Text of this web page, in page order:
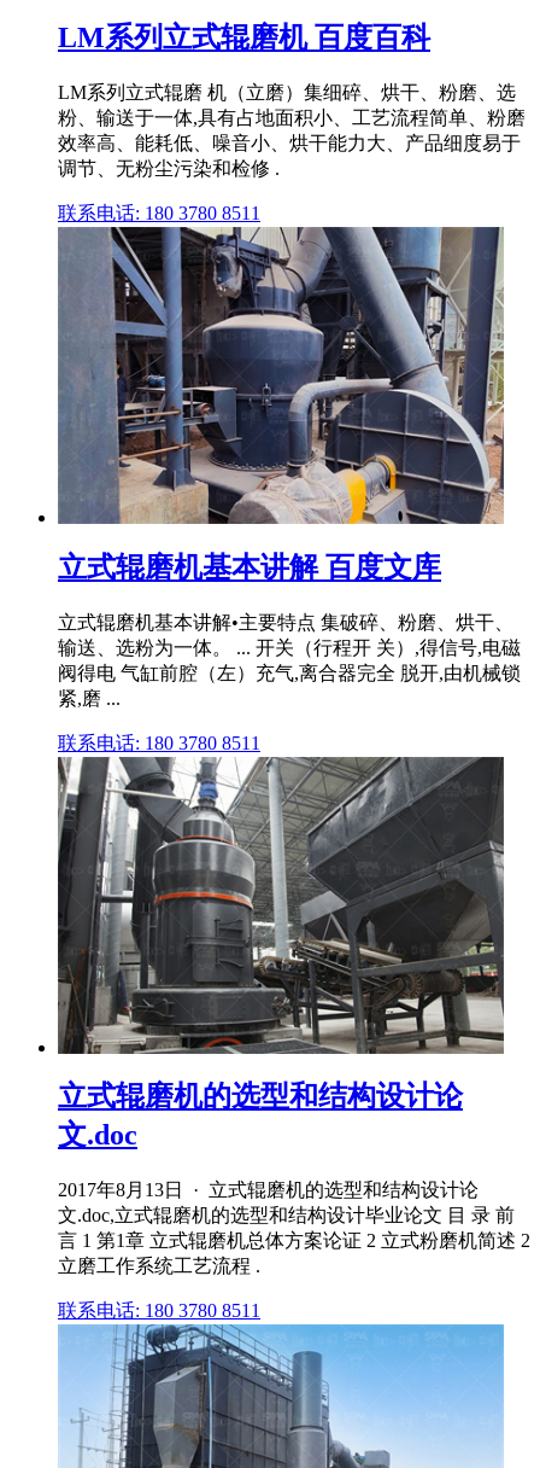
LM系列立式辊磨机 百度百科
LM系列立式辊磨 机（立磨）集细碎、烘干、粉磨、选
粉、输送于一体,具有占地面积小、工艺流程简单、粉磨
效率高、能耗低、噪音小、烘干能力大、产品细度易于
调节、无粉尘污染和检修 .
联系电话: 180 3780 8511
立式辊磨机基本讲解 百度文库
立式辊磨机基本讲解•主要特点 集破碎、粉磨、烘干、
输送、选粉为一体。 ... 开关（行程开 关）,得信号,电磁
阀得电 气缸前腔（左）充气,离合器完全 脱开,由机械锁
紧,磨 ...
联系电话: 180 3780 8511
立式辊磨机的选型和结构设计论
文.doc
2017年8月13日 · 立式辊磨机的选型和结构设计论
文.doc,立式辊磨机的选型和结构设计毕业论文 目 录 前
言 1 第1章 立式辊磨机总体方案论证 2 立式粉磨机简述 2
立磨工作系统工艺流程 .
联系电话: 180 3780 8511